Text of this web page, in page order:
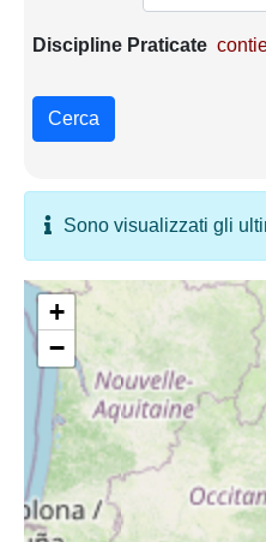
Discipline Praticate
Cerca
Sono visualizzati gli
+
−